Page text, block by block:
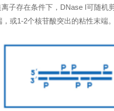
子存在条件下，DNase I可随机
或1-2个核苷酸突出的粘性末端